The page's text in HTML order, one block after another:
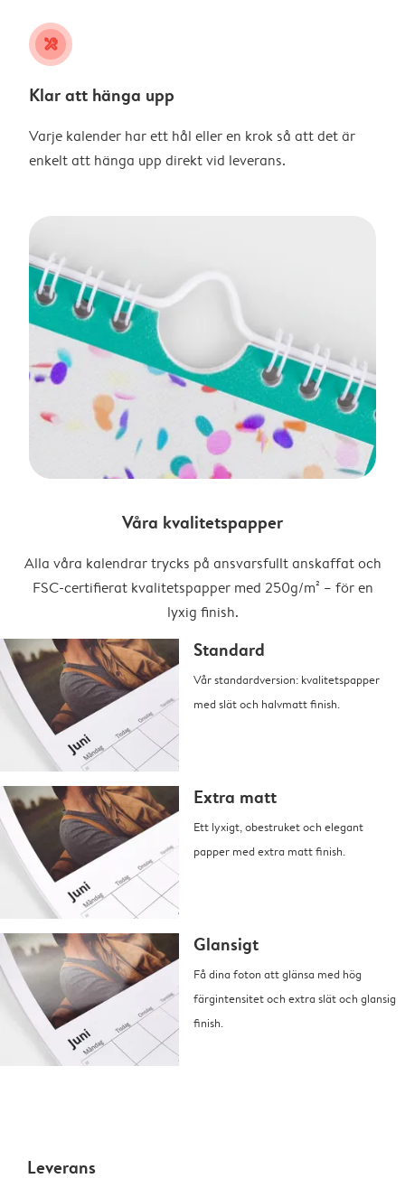
tools
Klar att hänga upp
Varje kalender har ett hål eller en krok så att det är
enkelt att hänga upp direkt vid leverans.
Våra kvalitetspapper
Alla våra kalendrar trycks på ansvarsfullt anskaffat och
FSC-certifierat kvalitetspapper med 250g/m² – för en
lyxig finish.
Standard
Vår standardversion: kvalitetspapper
med slät och halvmatt finish.
Extra matt
Ett lyxigt, obestruket och elegant
papper med extra matt finish.
Glansigt
Få dina foton att glänsa med hög
färgintensitet och extra slät och glansig
finish.
Leverans